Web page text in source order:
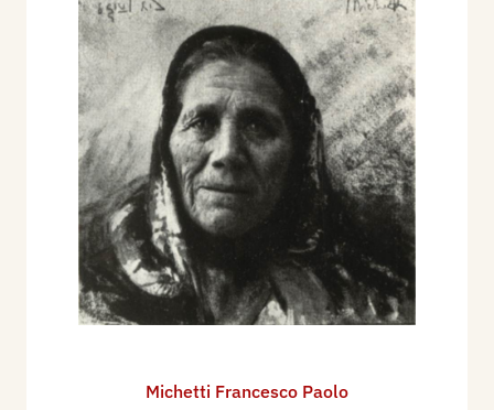
Michetti Francesco Paolo